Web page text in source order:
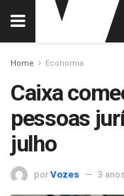
Home Economia
Caixa
pessoas
julho
por Vozes 3